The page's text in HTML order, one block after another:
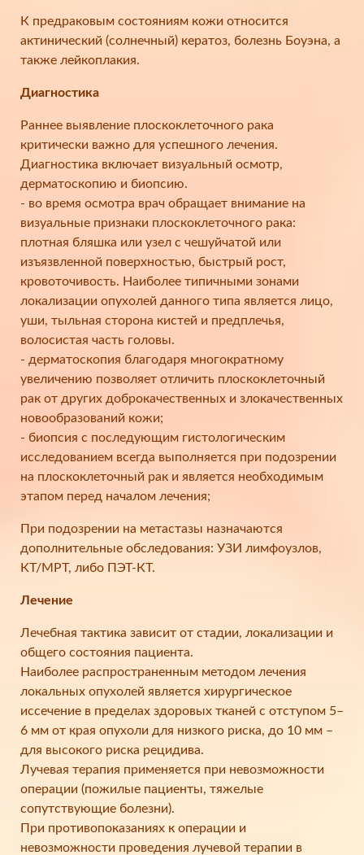
К предраковым состояниям кожи относится
актинический (солнечный) кератоз, болезнь Боуэна, а
также лейкоплакия.
Диагностика
Раннее выявление плоскоклеточного рака
критически важно для успешного лечения.
Диагностика включает визуальный осмотр,
дерматоскопию и биопсию.
- во время осмотра врач обращает внимание на
визуальные признаки плоскоклеточного рака:
плотная бляшка или узел с чешуйчатой или
изъязвленной поверхностью, быстрый рост,
кровоточивость. Наиболее типичными зонами
локализации опухолей данного типа является лицо,
уши, тыльная сторона кистей и предплечья,
волосистая часть головы.
- дерматоскопия благодаря многократному
увеличению позволяет отличить плоскоклеточный
рак от других доброкачественных и злокачественных
новообразований кожи;
- биопсия с последующим гистологическим
исследованием всегда выполняется при подозрении
на плоскоклеточный рак и является необходимым
этапом перед началом лечения;
При подозрении на метастазы назначаются
дополнительные обследования: УЗИ лимфоузлов,
КТ/МРТ, либо ПЭТ-КТ.
Лечение
Лечебная тактика зависит от стадии, локализации и
общего состояния пациента.
Наиболее распространенным методом лечения
локальных опухолей является хирургическое
иссечение в пределах здоровых тканей с отступом 5–
6 мм от края опухоли для низкого риска, до 10 мм –
для высокого риска рецидива.
Лучевая терапия применяется при невозможности
операции (пожилые пациенты, тяжелые
сопутствующие болезни).
При противопоказаниях к операции и
невозможности проведения лучевой терапии в